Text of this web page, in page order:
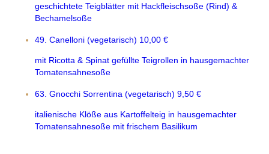
geschichtete Teigblätter mit Hackfleischsoße (Rind) &
Bechamelsoße
49. Canelloni (vegetarisch) 10,00 €
mit Ricotta & Spinat gefüllte Teigrollen in hausgemachter
Tomatensahnesoße
63. Gnocchi Sorrentina (vegetarisch) 9,50 €
italienische Klöße aus Kartoffelteig in hausgemachter
Tomatensahnesoße mit frischem Basilikum